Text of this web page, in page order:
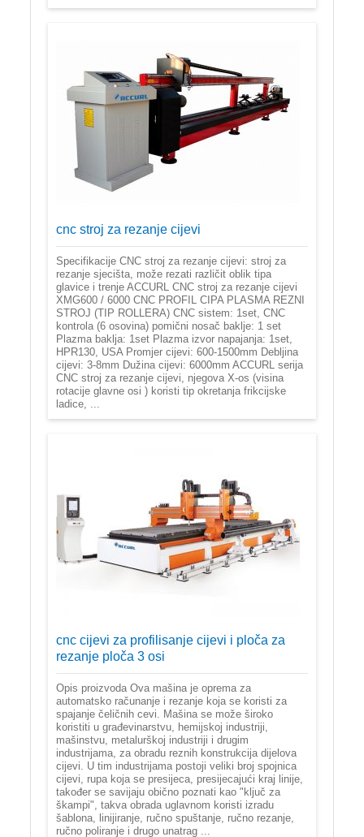
cnc stroj za rezanje cijevi
Specifikacije CNC stroj za rezanje cijevi: stroj za
rezanje sjecišta, može rezati različit oblik tipa
glavice i trenje ACCURL CNC stroj za rezanje cijevi
XMG600 / 6000 CNC PROFIL CIPA PLASMA REZNI
STROJ (TIP ROLLERA) CNC sistem: 1set, CNC
kontrola (6 osovina) pomični nosač baklje: 1 set
Plazma baklja: 1set Plazma izvor napajanja: 1set,
HPR130, USA Promjer cijevi: 600-1500mm Debljina
cijevi: 3-8mm Dužina cijevi: 6000mm ACCURL serija
CNC stroj za rezanje cijevi, njegova X-os (visina
rotacije glavne osi ) koristi tip okretanja frikcijske
ladice, ...
cnc cijevi za profilisanje cijevi i ploča za
rezanje ploča 3 osi
Opis proizvoda Ova mašina je oprema za
automatsko računanje i rezanje koja se koristi za
spajanje čeličnih cevi. Mašina se može široko
koristiti u građevinarstvu, hemijskoj industriji,
mašinstvu, metalurškoj industriji i drugim
industrijama, za obradu reznih konstrukcija dijelova
cijevi. U tim industrijama postoji veliki broj spojnica
cijevi, rupa koja se presijeca, presijecajući kraj linije,
također se savijaju obično poznati kao "ključ za
škampi", takva obrada uglavnom koristi izradu
šablona, linijiranje, ručno spuštanje, ručno rezanje,
ručno poliranje i drugo unatrag ...